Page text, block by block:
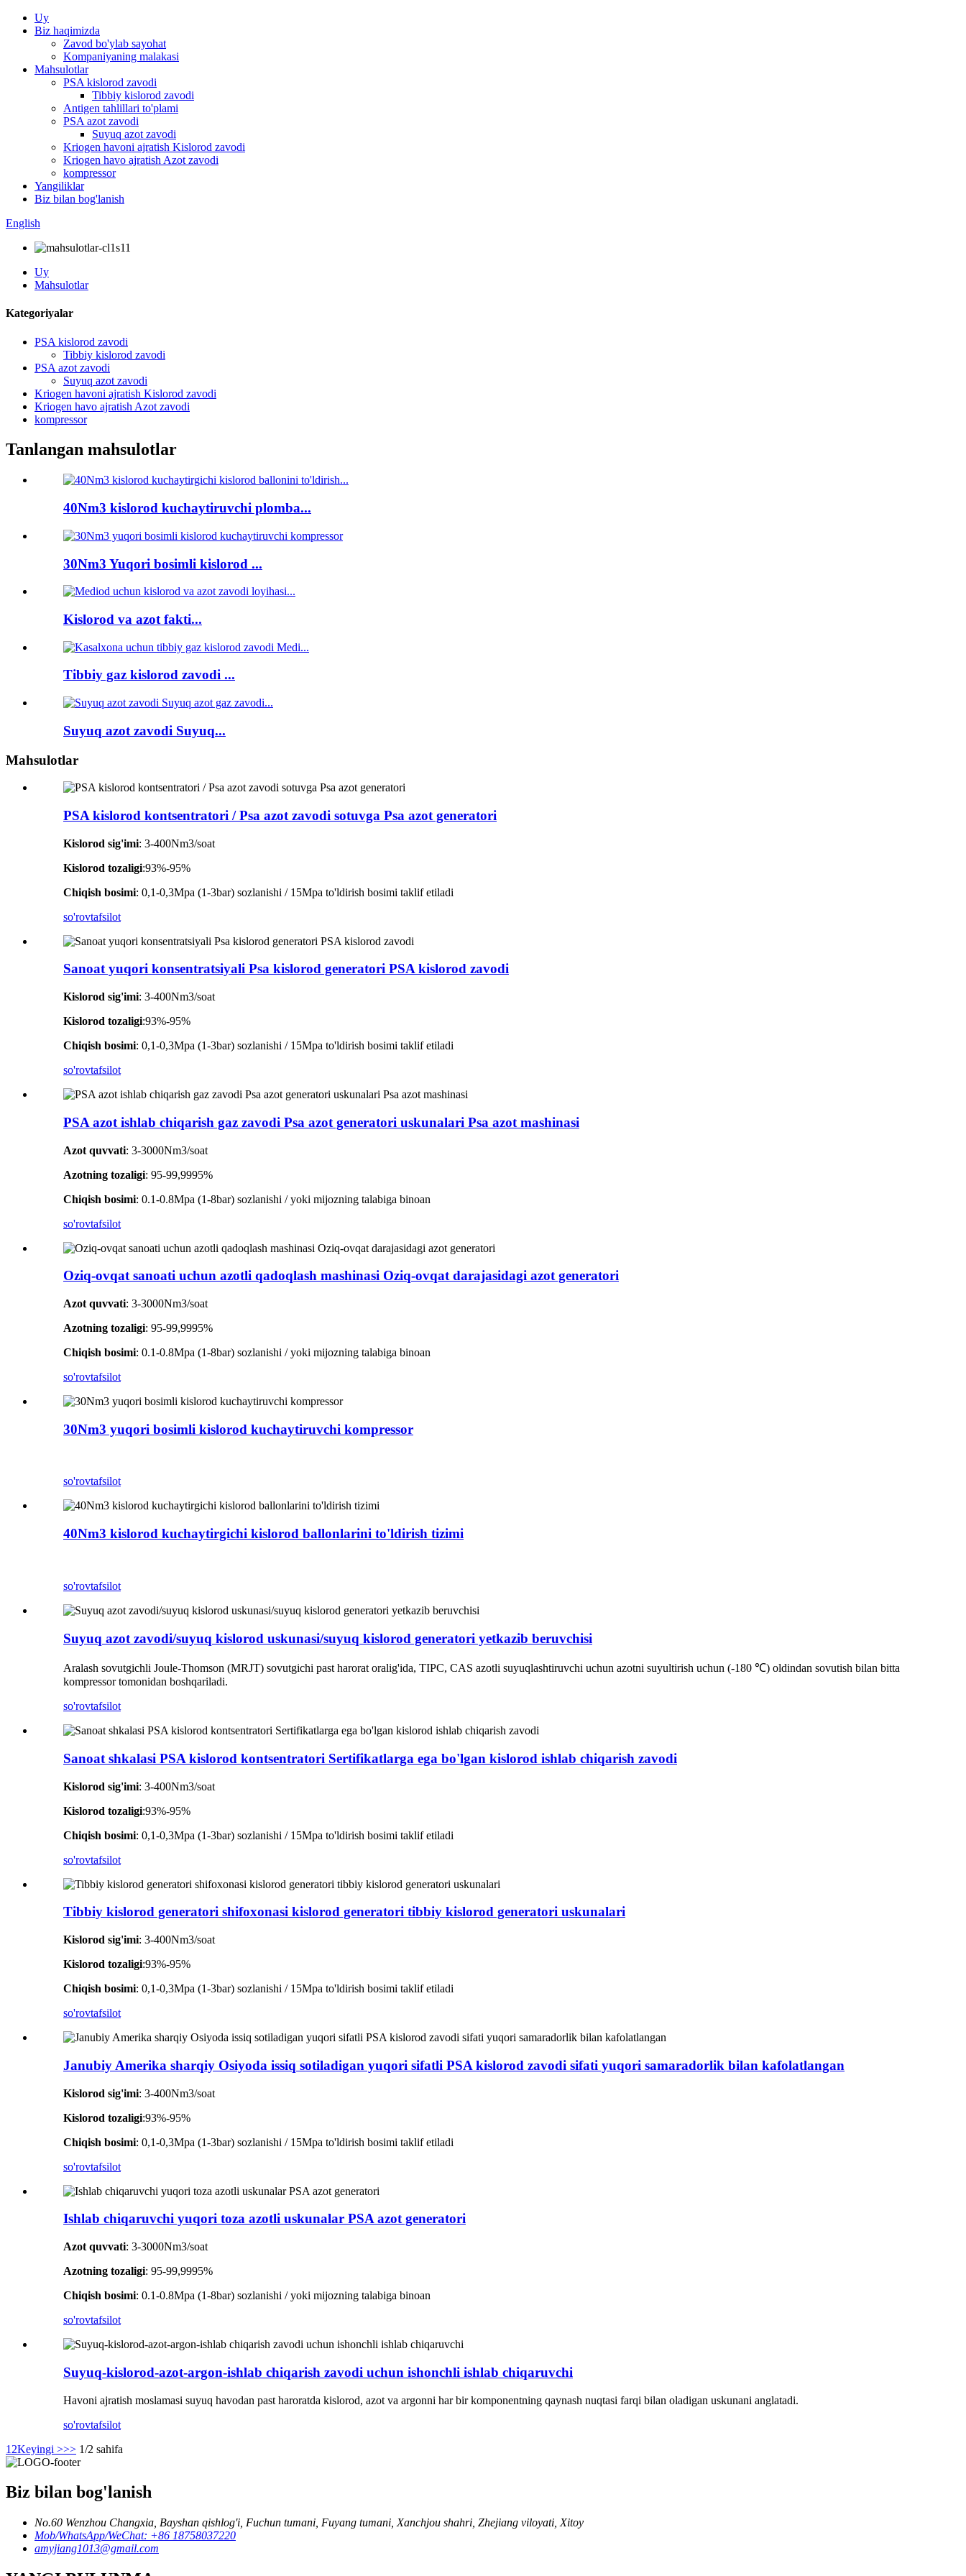
Uy
Biz haqimizda
Zavod bo'ylab sayohat
Kompaniyaning malakasi
Mahsulotlar
PSA kislorod zavodi
Tibbiy kislorod zavodi
Antigen tahlillari to'plami
PSA azot zavodi
Suyuq azot zavodi
Kriogen havoni ajratish Kislorod zavodi
Kriogen havo ajratish Azot zavodi
kompressor
Yangiliklar
Biz bilan bog'lanish
English
Uy
Mahsulotlar
Kategoriyalar
PSA kislorod zavodi
Tibbiy kislorod zavodi
PSA azot zavodi
Suyuq azot zavodi
Kriogen havoni ajratish Kislorod zavodi
Kriogen havo ajratish Azot zavodi
kompressor
Tanlangan mahsulotlar
40Nm3 kislorod kuchaytiruvchi plomba...
30Nm3 Yuqori bosimli kislorod ...
Kislorod va azot fakti...
Tibbiy gaz kislorod zavodi ...
Suyuq azot zavodi Suyuq...
Mahsulotlar
PSA kislorod kontsentratori / Psa azot zavodi sotuvga Psa azot generatori
Kislorod sig'imi: 3-400Nm3/soat
Kislorod tozaligi:93%-95%
Chiqish bosimi: 0,1-0,3Mpa (1-3bar) sozlanishi / 15Mpa to'ldirish bosimi taklif etiladi
so'rovtafsilot
Sanoat yuqori konsentratsiyali Psa kislorod generatori PSA kislorod zavodi
Kislorod sig'imi: 3-400Nm3/soat
Kislorod tozaligi:93%-95%
Chiqish bosimi: 0,1-0,3Mpa (1-3bar) sozlanishi / 15Mpa to'ldirish bosimi taklif etiladi
so'rovtafsilot
PSA azot ishlab chiqarish gaz zavodi Psa azot generatori uskunalari Psa azot mashinasi
Azot quvvati: 3-3000Nm3/soat
Azotning tozaligi: 95-99,9995%
Chiqish bosimi: 0.1-0.8Mpa (1-8bar) sozlanishi / yoki mijozning talabiga binoan
so'rovtafsilot
Oziq-ovqat sanoati uchun azotli qadoqlash mashinasi Oziq-ovqat darajasidagi azot generatori
Azot quvvati: 3-3000Nm3/soat
Azotning tozaligi: 95-99,9995%
Chiqish bosimi: 0.1-0.8Mpa (1-8bar) sozlanishi / yoki mijozning talabiga binoan
so'rovtafsilot
30Nm3 yuqori bosimli kislorod kuchaytiruvchi kompressor
so'rovtafsilot
40Nm3 kislorod kuchaytirgichi kislorod ballonlarini to'ldirish tizimi
so'rovtafsilot
Suyuq azot zavodi/suyuq kislorod uskunasi/suyuq kislorod generatori yetkazib beruvchisi
Aralash sovutgichli Joule-Thomson (MRJT) sovutgichi past harorat oralig'ida, TIPC, CAS azotli suyuqlashtiruvchi uchun azotni suyultirish uchun (-180 ℃) oldindan sovutish bilan bitta
kompressor tomonidan boshqariladi.
so'rovtafsilot
Sanoat shkalasi PSA kislorod kontsentratori Sertifikatlarga ega bo'lgan kislorod ishlab chiqarish zavodi
Kislorod sig'imi: 3-400Nm3/soat
Kislorod tozaligi:93%-95%
Chiqish bosimi: 0,1-0,3Mpa (1-3bar) sozlanishi / 15Mpa to'ldirish bosimi taklif etiladi
so'rovtafsilot
Tibbiy kislorod generatori shifoxonasi kislorod generatori tibbiy kislorod generatori uskunalari
Kislorod sig'imi: 3-400Nm3/soat
Kislorod tozaligi:93%-95%
Chiqish bosimi: 0,1-0,3Mpa (1-3bar) sozlanishi / 15Mpa to'ldirish bosimi taklif etiladi
so'rovtafsilot
Janubiy Amerika sharqiy Osiyoda issiq sotiladigan yuqori sifatli PSA kislorod zavodi sifati yuqori samaradorlik bilan kafolatlangan
Kislorod sig'imi: 3-400Nm3/soat
Kislorod tozaligi:93%-95%
Chiqish bosimi: 0,1-0,3Mpa (1-3bar) sozlanishi / 15Mpa to'ldirish bosimi taklif etiladi
so'rovtafsilot
Ishlab chiqaruvchi yuqori toza azotli uskunalar PSA azot generatori
Azot quvvati: 3-3000Nm3/soat
Azotning tozaligi: 95-99,9995%
Chiqish bosimi: 0.1-0.8Mpa (1-8bar) sozlanishi / yoki mijozning talabiga binoan
so'rovtafsilot
Suyuq-kislorod-azot-argon-ishlab chiqarish zavodi uchun ishonchli ishlab chiqaruvchi
Havoni ajratish moslamasi suyuq havodan past haroratda kislorod, azot va argonni har bir komponentning qaynash nuqtasi farqi bilan oladigan uskunani anglatadi.
so'rovtafsilot
1 2Keyingi >>> 1/2 sahifa
Biz bilan bog'lanish
No.60 Wenzhou Changxia, Bayshan qishlog'i, Fuchun tumani, Fuyang tumani, Xanchjou shahri, Zhejiang viloyati, Xitoy
Mob/WhatsApp/WeChat: +86 18758037220
amyjiang1013@gmail.com